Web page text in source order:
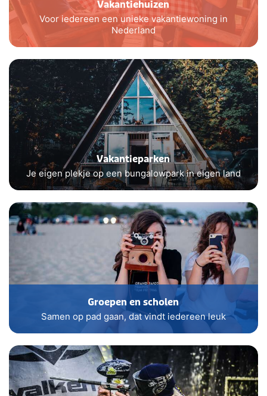
Vakantiehuizen
Voor iedereen een unieke vakantiewoning in
Nederland
Vakantieparken
Je eigen plekje op een bungalowpark in eigen land
Groepen en scholen
Samen op pad gaan, dat vindt iedereen leuk